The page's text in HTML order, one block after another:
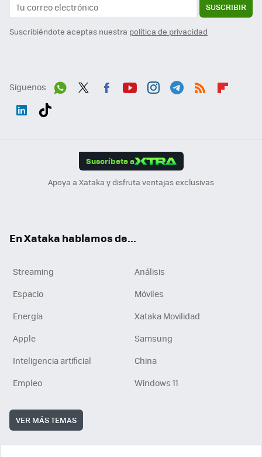
SUSCRIBIR
Suscribiéndote aceptas nuestra política de privacidad
Síguenos
Suscríbete a
Apoya a Xataka y disfruta ventajas exclusivas
En Xataka hablamos de...
Streaming
Análisis
Espacio
Móviles
Energía
Xataka Movilidad
Apple
Samsung
Inteligencia artificial
China
Empleo
Windows 11
VER MÁS TEMAS